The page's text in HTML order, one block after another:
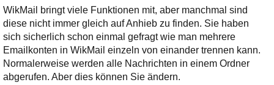
WikMail bringt viele Funktionen mit, aber manchmal sind
diese nicht immer gleich auf Anhieb zu finden. Sie haben
sich sicherlich schon einmal gefragt wie man mehrere
Emailkonten in WikMail einzeln von einander trennen kann.
Normalerweise werden alle Nachrichten in einem Ordner
abgerufen. Aber dies können Sie ändern.
kostenlos.
Der ständig aktuelle
Tipps zu Thema
Email für Sie
bereithält!
Wie z.B. Outlook,